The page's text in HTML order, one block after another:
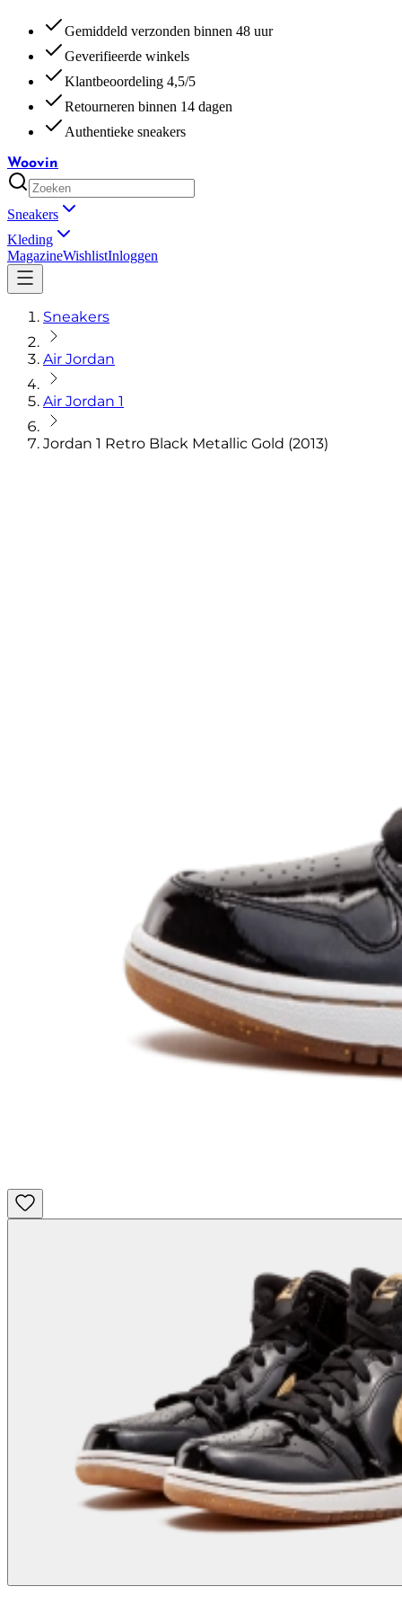
Gemiddeld verzonden binnen 48 uur
Geverifieerde winkels
Klantbeoordeling 4,5/5
Retourneren binnen 14 dagen
Authentieke sneakers
Woovin
Sneakers
Kleding
MagazineWishlistInloggen
Sneakers
Air Jordan
Air Jordan 1
Jordan 1 Retro Black Metallic Gold (2013)